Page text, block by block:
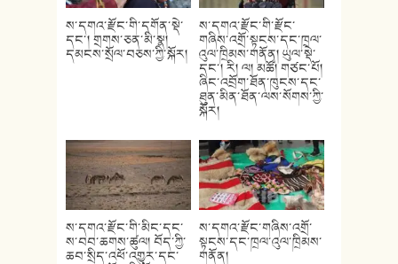
ས་དགའ་རྫོང་གི་དགོན་སྡེ་
དང་། གྲགས་ཅན་མི་སྣ།
དམངས་སྲོལ་བཅས་ཀྱི་སྐོར།
ས་དགའ་རྫོང་གི་རྫོང་
གཞིས་འགྲོ་སྟངས་དང་ཁྲལ་
འུལ་ཁྲིམས་གནོན། ཡུལ་སྡེ་
དང་། རི། ལ། མཚོ། གཙང་པོ།
ཞིང་འབྲོག་ཐོན་ཁུངས་དང་
ཐུན་མིན་ཐོན་ལས་སོགས་ཀྱི་
སྐོར།
ས་དགའ་རྫོང་གི་མིང་དང་
ས་བབ་ཆགས་ཚུལ། བོད་ཀྱི་
ཆབ་སྲིད་འཕོ་འགྱུར་དང་
ས་དགའ་རྫོང་གཞིས་འགྲོ་
སྟངས་དང་ཁྲལ་འུལ་ཁྲིམས་
གནོན།